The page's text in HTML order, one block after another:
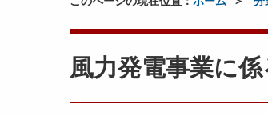
風力発電事業に